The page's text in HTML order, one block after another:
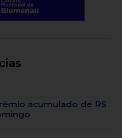
acumulado de R$